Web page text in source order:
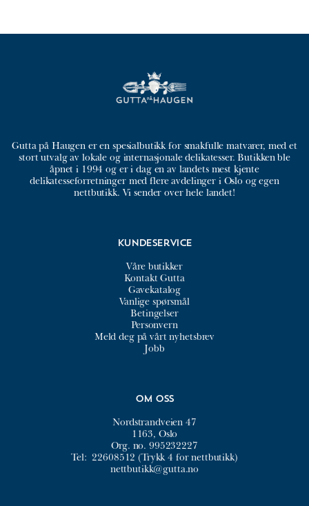
Kundeservice
Våre butikker
Kontakt Gutta
Gavekatalog
Vanlige spørsmål
Betingelser
Personvern
Meld deg på vårt nyhetsbrev
Jobb
Gutta på Haugen er en spesialbutikk for smakfulle matvarer, med et
stort utvalg av lokale og internasjonale delikatesser. Butikken ble
åpnet i 1994 og er i dag en av landets mest kjente
delikatesseforretninger med flere avdelinger i Oslo og egen
nettbutikk. Vi sender over hele landet!
Om oss
Nordstrandveien 47
1163, Oslo
Org. no. 995232227
Tel:22608512 (Trykk 4 for nettbutikk)
nettbutikk@gutta.no